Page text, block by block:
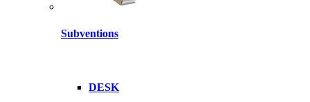
Subventions
DESK